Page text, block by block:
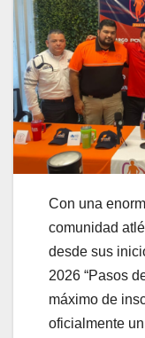
Con una
comunidad
desde sus
2026 “Pasos
máximo de
oficialmente